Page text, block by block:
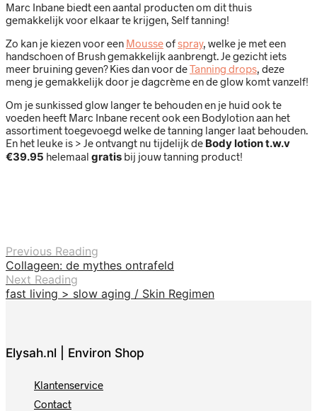
Marc Inbane biedt een aantal producten om dit thuis
gemakkelijk voor elkaar te krijgen, Self tanning!
Zo kan je kiezen voor een Mousseofspray, welke je met een
handschoen of Brush gemakkelijk aanbrengt. Je gezicht iets
meer bruining geven? Kies dan voor deTanning drops, deze
meng je gemakkelijk door je dagcrème en de glow komt vanzelf!
Om je sunkissed glow langer te behouden en je huid ook te
voeden heeft Marc Inbane recent ook een Bodylotion aan het
assortiment toegevoegd welke de tanning langer laat behouden.
En het leuke is > Je ontvangt nu tijdelijk de Body lotion t.w.v
€39.95 helemaal gratis bij jouw tanning product!
Previous Reading
Collageen: de mythes ontrafeld
Next Reading
fast living > slow aging / Skin Regimen
Elysah.nl | Environ Shop
Klantenservice
Contact